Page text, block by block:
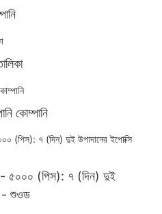
কোম্পানি
৫০০০ (পিস): ৭ (দিন) দুই
- শুওড